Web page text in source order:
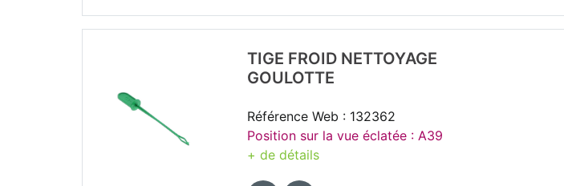
TIGE FROID NETTOYAGE
GOULOTTE
Référence Web : 132362
Position sur la vue éclatée : A39
+ de détails